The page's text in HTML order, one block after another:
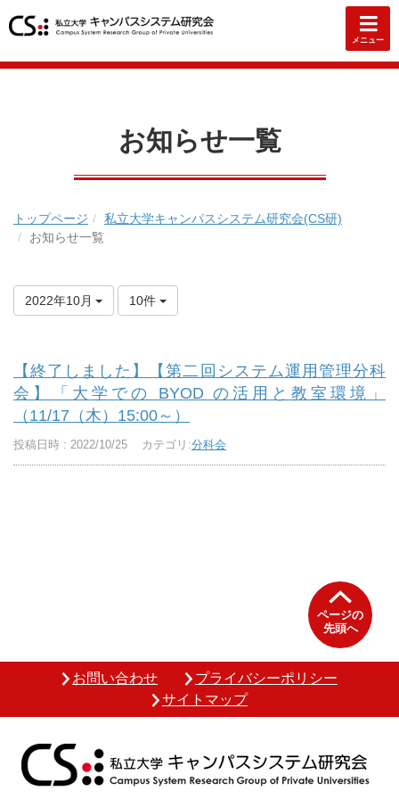
メニュー
お知らせ一覧
トップページ
私立大学キャンパスシステム研究会(CS研)
お知らせ一覧
2022年10月 10件
【終了しました】【第二回システム運用管理分科
会】「大学での BYOD の活用と教室環境」
（11/17（木）15:00～）
投稿日時 : 2022/10/25 カテゴリ:分科会
ページの
先頭へ
お問い合わせ
プライバシーポリシー
サイトマップ